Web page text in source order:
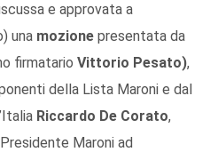
e approvata a
una mozione presentata da
firmatario Vittorio Pesato),
della Lista Maroni e dal
Riccardo De Corato,
Maroni ad